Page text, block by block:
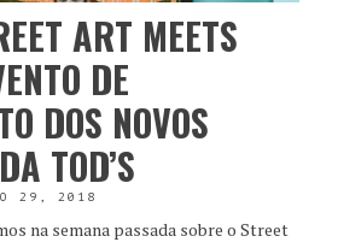
ART MEETS
DE
DOS NOVOS
TOD’S
29, 2018
na semana passada sobre o Street